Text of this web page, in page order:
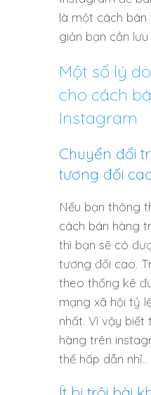
là một cách
giản bạn cần lưu
Một số lý
cho cách
Instagram
Chuyển đổi
tương đối
Nếu bạn thông
cách bán hàng
thì bạn sẽ có
tương đối cao.
theo thống kê
mạng xã hội tỷ
nhất. Vì vậy biết
hàng trên
thế hấp dẫn nhỉ..